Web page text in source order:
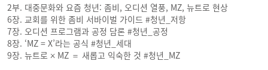
2부. 대중문화와 요즘 청년: 좀비, 오디션 열풍, MZ, 뉴트로 현상
6장. 교회를 위한 좀비 서바이벌 가이드 #청년_저항
7장. 오디션 프로그램과 공정 담론 #청년_공정
8장. ‘MZ = X’라는 공식 #청년_세대
9장. 뉴트로 × MZ ＝ 새롭고 익숙한 것 #청년_MZ